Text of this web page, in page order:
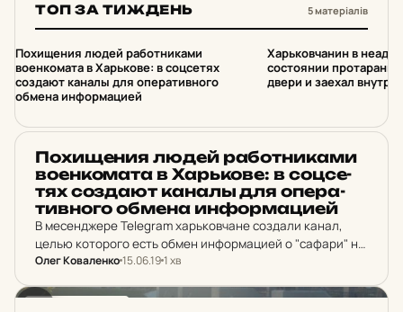
ТОП ЗА ТИЖДЕНЬ 5 матеріалів
1
Похищения людей работниками
военкомата в Харькове: в соцсетях
создают каналы для оперативного
обмена информацией
2
Харьковчанин в
состоянии
двери и заехал внутрь
НОВИНИ ХАРКОВА
По­хи­ще­ния людей ра­бот­ни­ка­ми
во­ен­ко­ма­та в Харь­ко­ве: в соц­се­
тях соз­да­ют каналы для опе­ра­
тив­но­го обмена ин­фор­ма­ци­ей
В месенджере Telegram харьковчане создали канал,
целью которого есть обмен информацией о "сафари" на
призывников в Харькове.
Олег Коваленко15.06.191 хв